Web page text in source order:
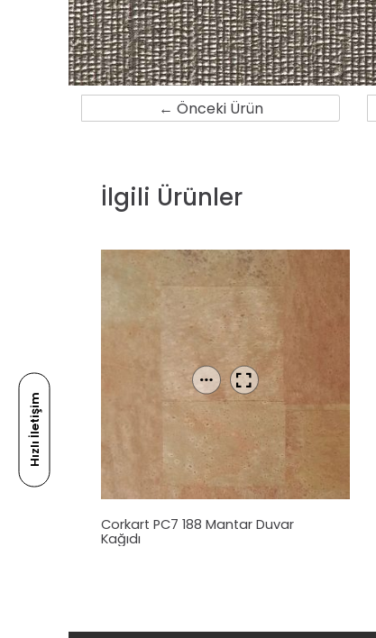
Hızlı İletişim
← Önceki Ürün
İlgili Ürünler
Corkart PC7 188 Mantar Duvar
Kağıdı